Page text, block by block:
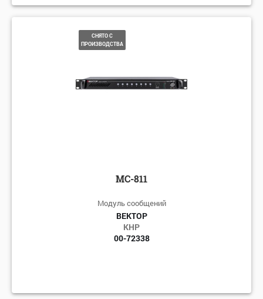
СНЯТО С
ПРОИЗВОДСТВА
МС-811
Модуль сообщений
ВЕКТОР
КНР
00-72338